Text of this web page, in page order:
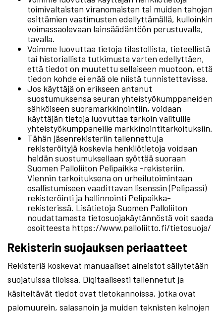
toimivaltaisten viranomaisten tai muiden tahojen
esittämien vaatimusten edellyttämällä, kulloinkin
voimassaolevaan lainsäädäntöön perustuvalla,
tavalla.
Voimme luovuttaa tietoja tilastollista, tieteellistä
tai historiallista tutkimusta varten edellyttäen,
että tiedot on muutettu sellaiseen muotoon, että
tiedon kohde ei enää ole niistä tunnistettavissa.
Jos käyttäjä on erikseen antanut
suostumuksensa seuran yhteistyökumppaneiden
sähköiseen suoramarkkinointiin, voidaan
käyttäjän tietoja luovuttaa tarkoin valituille
yhteistyökumppaneille markkinointitarkoituksiin.
Tähän jäsenrekisteriin tallennettuja
rekisteröityjä koskevia henkilötietoja voidaan
heidän suostumuksellaan syöttää suoraan
Suomen Palloliiton Pelipaikka -rekisteriin.
Viennin tarkoituksena on urheilutoimintaan
osallistumiseen vaadittavan lisenssin (Pelipassi)
rekisteröinti ja hallinnointi Pelipaikka-
rekisterissä. Lisätietoja Suomen Palloliiton
noudattamasta tietosuojakäytännöstä voit saada
osoitteesta https://www.palloliitto.fi/tietosuoja/
Rekisterin suojauksen periaatteet
Rekisteriä koskevat manuaaliset aineistot säilytetään
suojatuissa tiloissa. Digitaalisesti tallennetut ja
käsiteltävät tiedot ovat tietokannoissa, jotka ovat
palomuurein, salasanoin ja muiden teknisten keinojen